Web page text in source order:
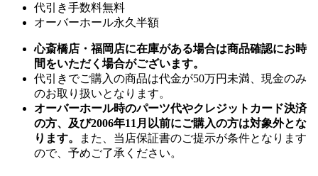
代引き手数料無料
オーバーホール永久半額
心斎橋店・福岡店に在庫がある場合は商品確認にお時
間をいただく場合がございます。
代引きでご購入の商品は代金が50万円未満、現金のみ
のお取り扱いとなります。
オーバーホール時のパーツ代やクレジットカード決済
の方、及び2006年11月以前にご購入の方は対象外とな
ります。
また、当店保証書のご提示が条件となります
ので、予めご了承ください。